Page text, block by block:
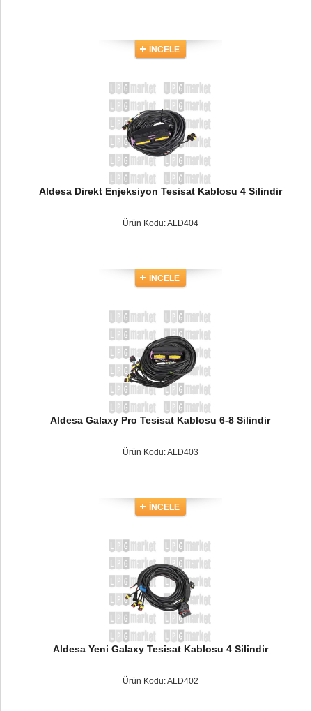
İNCELE
Aldesa Direkt Enjeksiyon Tesisat Kablosu 4 Silindir
Ürün Kodu: ALD404
İNCELE
Aldesa Galaxy Pro Tesisat Kablosu 6-8 Silindir
Ürün Kodu: ALD403
İNCELE
Aldesa Yeni Galaxy Tesisat Kablosu 4 Silindir
Ürün Kodu: ALD402